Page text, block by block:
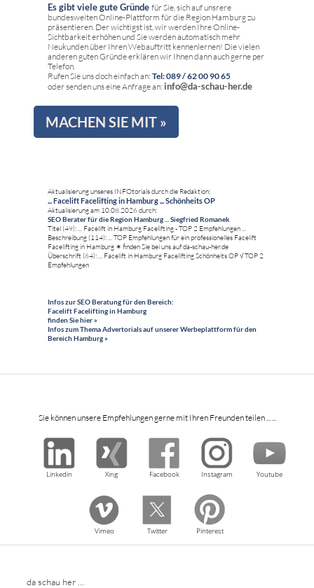
Es gibt viele gute Gründe für Sie, sich auf unsrere
bundesweiten Online-Plattform für die Region Hamburg zu
präsentieren. Der wichtigst ist, wir werden Ihre Online-
Sichtbarkeit erhöhen und Sie werden automatisch mehr
Neukunden über Ihren Webauftritt kennenlernen! Die vielen
anderen guten Gründe erklären wir Ihnen dann auch gerne per
Telefon.
Rufen Sie uns doch einfach an: Tel: 089 / 62 00 90 65
oder senden uns eine Anfrage an: info@da-schau-her.de
MACHEN SIE MIT »
Aktualisierung unseres INFOtorials durch die Redaktion:
... Facelift Facelifting in Hamburg ... Schönheits OP
Aktualisierung am 10.08.2026 durch:
SEO Berater für die Region Hamburg ... Siegfried Romanek
Titel (49): ... Facelift in Hamburg Facelifting - TOP 2 Empfehlungen ...
Beschreibung (114): ... TOP Empfehlungen für ein professionelles Facelift
Facelifting in Hamburg ✶ finden Sie bei uns auf da-schau-her.de
Überschrift (64): ... Facelift in Hamburg Facelifting Schönheits OP √ TOP 2
Empfehlungen
Infos zur SEO Beratung für den Bereich:
Facelift Facelifting in Hamburg
finden Sie hier »
Infos zum Thema Advertorials auf unserer Werbeplattform für den
Bereich Hamburg »
Sie können unsere Empfehlungen gerne mit Ihren Freunden teilen ... ...
Linkedin Xing Facebook Instagram Youtube
Vimeo Twitter Pinterest
da schau her ...